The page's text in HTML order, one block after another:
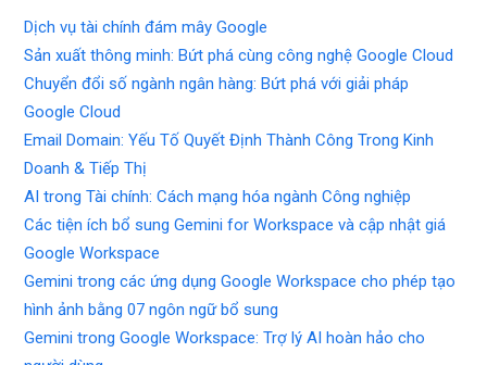
Dịch vụ tài chính đám mây Google
Sản xuất thông minh: Bứt phá cùng công nghệ Google Cloud
Chuyển đổi số ngành ngân hàng: Bứt phá với giải pháp
Google Cloud
Email Domain: Yếu Tố Quyết Định Thành Công Trong Kinh
Doanh & Tiếp Thị
AI trong Tài chính: Cách mạng hóa ngành Công nghiệp
Các tiện ích bổ sung Gemini for Workspace và cập nhật giá
Google Workspace
Gemini trong các ứng dụng Google Workspace cho phép tạo
hình ảnh bằng 07 ngôn ngữ bổ sung
Gemini trong Google Workspace: Trợ lý AI hoàn hảo cho